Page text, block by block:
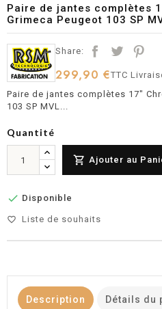
Paire de jantes complètes
Grimeca Peugeot 103 SP
Share:
299,90 €TTC
Paire de jantes complètes 17"
103 SP MVL...
Quantité
 Ajouter au
 Disponible
favorite_border Liste de souhaits
Description Détails du